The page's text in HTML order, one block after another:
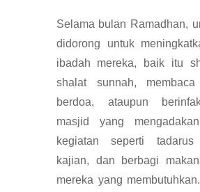
Selama bulan Ramadhan,
didorong untuk
ibadah mereka, baik itu
shalat sunnah, membaca
berdoa, ataupun
masjid yang
kegiatan seperti tadarus
kajian, dan berbagi
mereka yang